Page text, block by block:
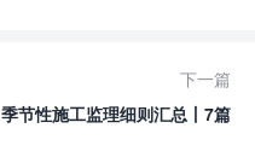
下一篇
季节性施工监理细则汇总丨7篇